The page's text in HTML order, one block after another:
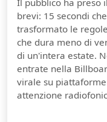
Il pubblico ha preso
brevi: 15 secondi
trasformato le
che dura meno di
di un'intera estate.
entrate nella
virale su
attenzione